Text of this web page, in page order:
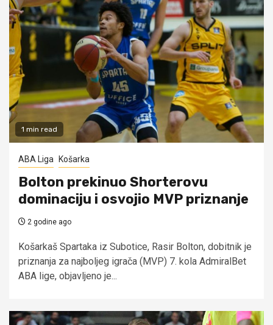
1 min read
ABA Liga Košarka
Bolton prekinuo Shorterovu
dominaciju i osvojio MVP priznanje
2 godine ago
Košarkaš Spartaka iz Subotice, Rasir Bolton, dobitnik je
priznanja za najboljeg igrača (MVP) 7. kola AdmiralBet
ABA lige, objavljeno je...